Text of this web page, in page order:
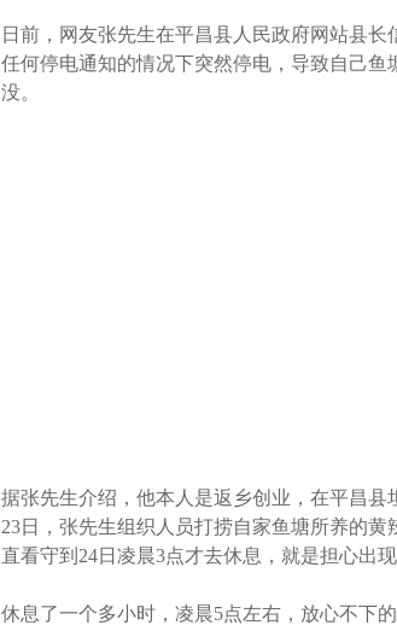
日前，网友张先生在平昌县人民政府网站县
任何停电通知的情况下突然停电，导致自己
没。
据张先生介绍，他本人是返乡创业，在平昌县
23日，张先生组织人员打捞自家鱼塘所养的
直看守到24日凌晨3点才去休息，就是担心出现
休息了一个多小时，凌晨5点左右，放心不下